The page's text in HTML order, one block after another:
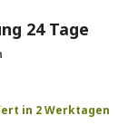
24 Tage
in 2 Werktagen